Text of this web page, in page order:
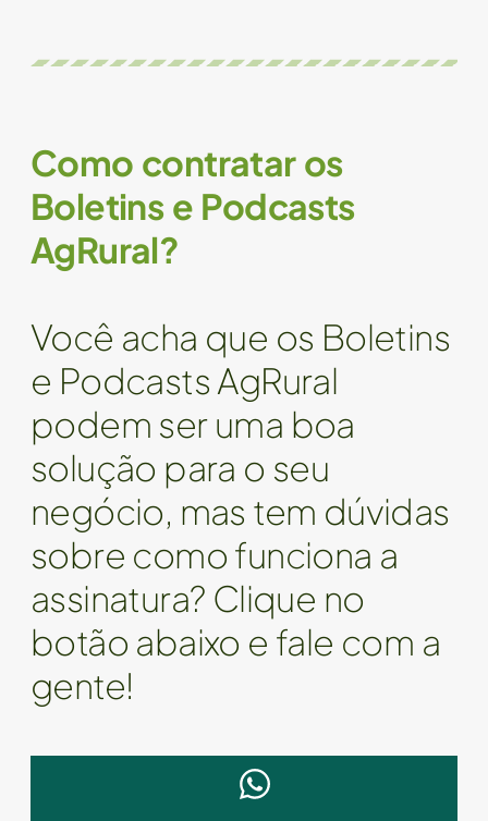
Como contratar os
Boletins e Podcasts
AgRural?
Você acha que os Boletins
e Podcasts AgRural
podem ser uma boa
solução para o seu
negócio, mas tem dúvidas
sobre como funciona a
assinatura? Clique no
botão abaixo e fale com a
gente!